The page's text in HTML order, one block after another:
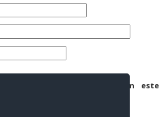
correo electrónico y web en este